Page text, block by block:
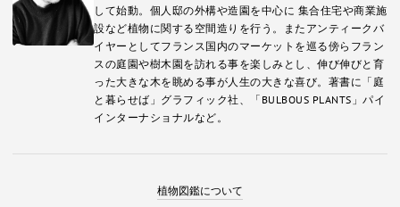
して始動。個人邸の外構や造園を中心に 集合住宅や商業施
設など植物に関する空間造りを行う。またアンティークバ
イヤーとしてフランス国内のマーケットを巡る傍らフラン
スの庭園や樹木園を訪れる事を楽しみとし、伸び伸びと育
った大きな木を眺める事が人生の大きな喜び。著書に「庭
と暮らせば」グラフィック社、「BULBOUS PLANTS」パイ
インターナショナルなど。
植物図鑑について